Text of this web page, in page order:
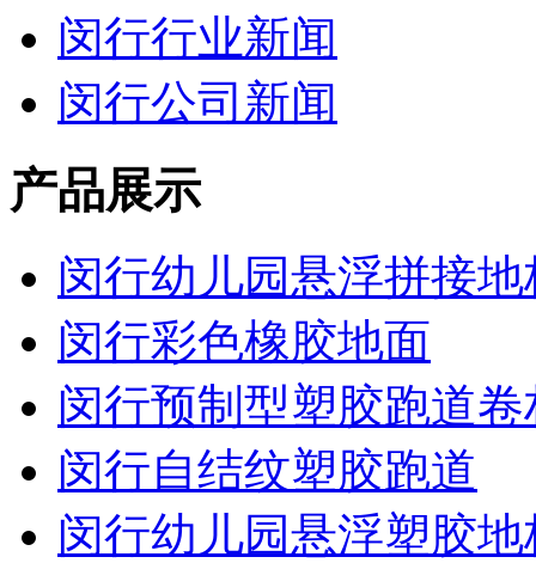
闵行行业新闻
闵行公司新闻
产品展示
闵行幼儿园悬浮拼接地
闵行彩色橡胶地面
闵行预制型塑胶跑道卷
闵行自结纹塑胶跑道
闵行幼儿园悬浮塑胶